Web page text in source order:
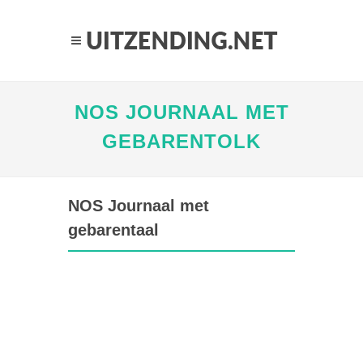
NOS JOURNAAL MET
GEBARENTOLK
NOS Journaal met
gebarentaal